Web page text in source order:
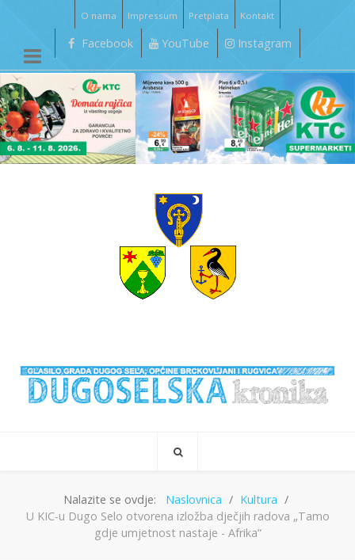
O nama Impressum Pretplata Kontakt
Facebook YouTube Instagram
Nalazite se ovdje: Naslovnica
Kultura
U KIC-u Dugo Selo otvorena izložba dječjih radova „Tamo
gdje umjetnost nastaje - Afrika“